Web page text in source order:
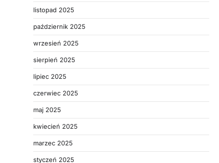
listopad 2025
październik 2025
wrzesień 2025
sierpień 2025
lipiec 2025
czerwiec 2025
maj 2025
kwiecień 2025
marzec 2025
styczeń 2025